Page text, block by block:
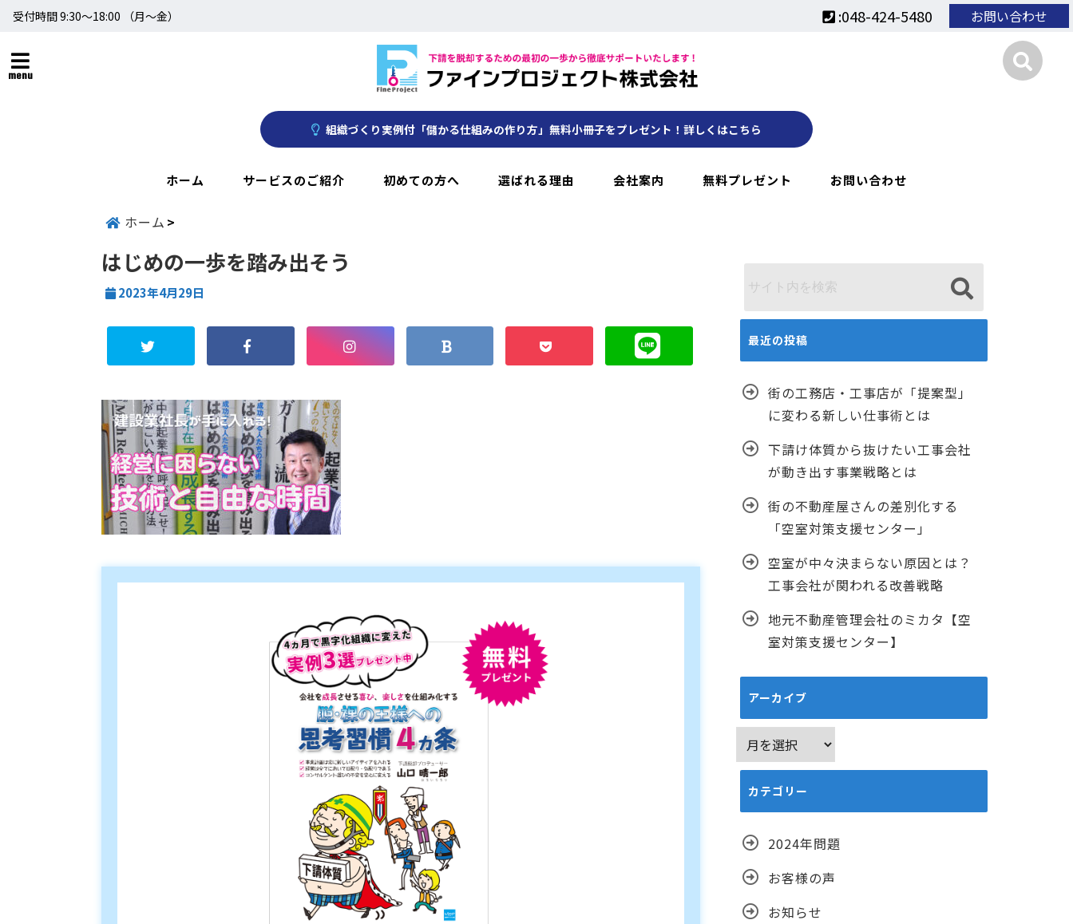
受付時間 9:30～18:00 （月〜金） お問い合わせ
:048-424-5480
menu
組織づくり実例付「儲かる仕組みの作り方」無料小冊子をプレゼント！詳しくはこちら
ホーム サービスのご紹介 初めての方へ 選ばれる理由 会社案内 無料プレゼント お問い合わせ
ホーム
はじめの一歩を踏み出そう
2023年4月29日
最近の投稿
街の工務店・工事店が「提案型」
に変わる新しい仕事術とは
下請け体質から抜けたい工事会社
が動き出す事業戦略とは
街の不動産屋さんの差別化する
「空室対策支援センター」
空室が中々決まらない原因とは？
工事会社が関われる改善戦略
地元不動産管理会社のミカタ【空
室対策支援センター】
アーカイブ
ー
カ
ブ
カテゴリー
2024年問題
お客様の声
お知らせ